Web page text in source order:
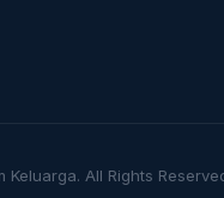
All Rights